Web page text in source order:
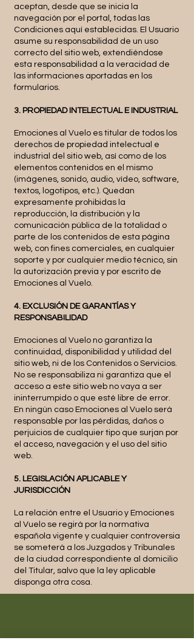
aceptan, desde que se inicia la
navegación por el portal, todas las
Condiciones aquí establecidas. El Usuario
asume su responsabilidad de un uso
correcto del sitio web, extendiéndose
esta responsabilidad a la veracidad de
las informaciones aportadas en los
formularios.
3. PROPIEDAD INTELECTUAL E INDUSTRIAL
Emociones al Vuelo es titular de todos los
derechos de propiedad intelectual e
industrial del sitio web, así como de los
elementos contenidos en el mismo
(imágenes, sonido, audio, vídeo, software,
textos, logotipos, etc.). Quedan
expresamente prohibidas la
reproducción, la distribución y la
comunicación pública de la totalidad o
parte de los contenidos de esta página
web, con fines comerciales, en cualquier
soporte y por cualquier medio técnico, sin
la autorización previa y por escrito de
Emociones al Vuelo.
4. EXCLUSIÓN DE GARANTÍAS Y
RESPONSABILIDAD
Emociones al Vuelo no garantiza la
continuidad, disponibilidad y utilidad del
sitio web, ni de los Contenidos o Servicios.
No se responsabiliza ni garantiza que el
acceso a este sitio web no vaya a ser
ininterrumpido o que esté libre de error.
En ningún caso Emociones al Vuelo será
responsable por las pérdidas, daños o
perjuicios de cualquier tipo que surjan por
el acceso, navegación y el uso del sitio
web.
5. LEGISLACIÓN APLICABLE Y
JURISDICCIÓN
La relación entre el Usuario y Emociones
al Vuelo se regirá por la normativa
española vigente y cualquier controversia
se someterá a los Juzgados y Tribunales
de la ciudad correspondiente al domicilio
del Titular, salvo que la ley aplicable
disponga otra cosa.